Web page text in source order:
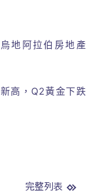
地阿拉伯房地產
高，Q2黃金下跌
完整列表